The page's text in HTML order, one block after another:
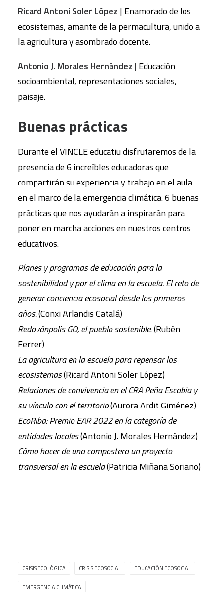
Ricard Antoni Soler López | Enamorado de los
ecosistemas, amante de la permacultura, unido a
la agricultura y asombrado docente.
Antonio J. Morales Hernández | Educación
socioambiental, representaciones sociales,
paisaje.
Buenas prácticas
Durante el VINCLE educatiu disfrutaremos de la
presencia de 6 increíbles educadoras que
compartirán su experiencia y trabajo en el aula
en el marco de la emergencia climática. 6 buenas
prácticas que nos ayudarán a inspirarán para
poner en marcha acciones en nuestros centros
educativos.
Planes y programas de educación para la
sostenibilidad y por el clima en la escuela. El reto de
generar conciencia ecosocial desde los primeros
años.(Conxi Arlandis Catalá)
Redovánpolis GO, el pueblo sostenible. (Rubén
Ferrer)
La agricultura en la escuela para repensar los
ecosistemas(Ricard Antoni Soler López)
Relaciones de convivencia en el CRA Peña Escabia y
su vínculo con el territorio(Aurora Ardit Giménez)
EcoRiba: Premio EAR 2022 en la categoría de
entidades locales(Antonio J. Morales Hernández)
Cómo hacer de una compostera un proyecto
transversal en la escuela(Patricia Miñana Soriano)
CRISIS ECOLÓGICA CRISIS ECOSOCIAL EDUCACIÓN ECOSOCIAL
EMERGENCIA CLIMÁTICA